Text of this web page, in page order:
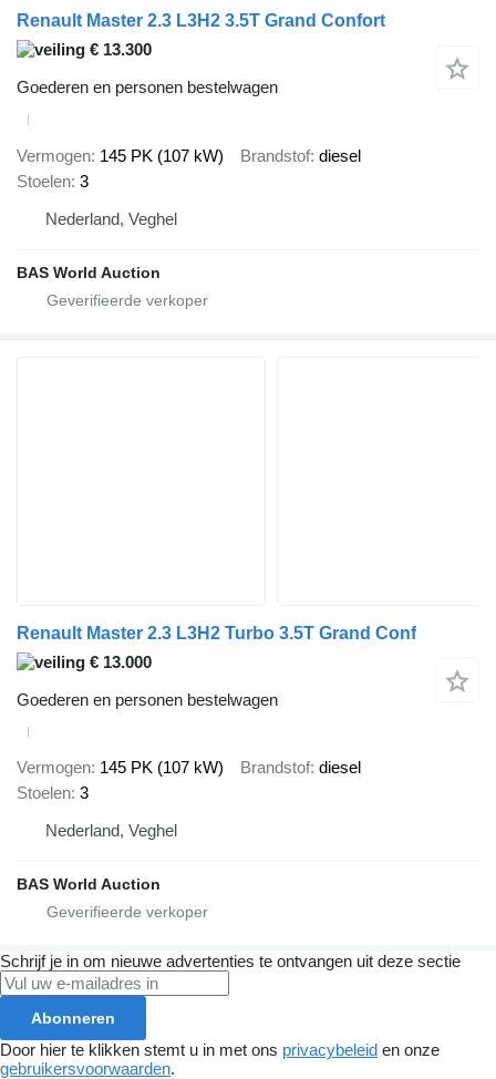
Renault Master 2.3 L3H2 3.5T Grand Confort
€ 13.300
Goederen en personen bestelwagen
Vermogen 145 PK (107 kW) Brandstof diesel
Stoelen 3
Nederland, Veghel
BAS World Auction
Renault Master 2.3 L3H2 Turbo 3.5T Grand Conf
€ 13.000
Goederen en personen bestelwagen
Vermogen 145 PK (107 kW) Brandstof diesel
Stoelen 3
Nederland, Veghel
BAS World Auction
Schrijf je in om nieuwe advertenties te ontvangen uit deze sectie
Abonneren
Door hier te klikken stemt u in met ons privacybeleid en onze
gebruikersvoorwaarden.